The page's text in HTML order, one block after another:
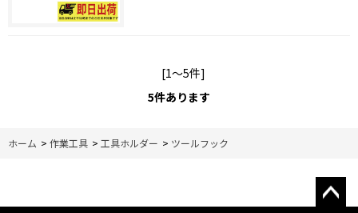
[1～5件]
5件あります
ホーム > 作業工具 > 工具ホルダー > ツールフック